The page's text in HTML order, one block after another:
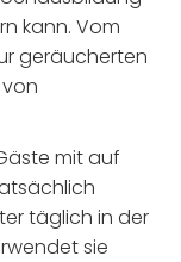
kann. Vom
geräucherten
mit auf
täglich in der
sie